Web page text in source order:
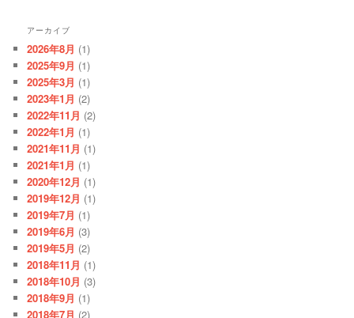
アーカイブ
2026年8月 (1)
2025年9月 (1)
2025年3月 (1)
2023年1月 (2)
2022年11月 (2)
2022年1月 (1)
2021年11月 (1)
2021年1月 (1)
2020年12月 (1)
2019年12月 (1)
2019年7月 (1)
2019年6月 (3)
2019年5月 (2)
2018年11月 (1)
2018年10月 (3)
2018年9月 (1)
2018年7月 (2)